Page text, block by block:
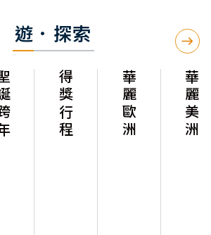
遊．探索
得獎行程 華麗歐洲 華麗美洲